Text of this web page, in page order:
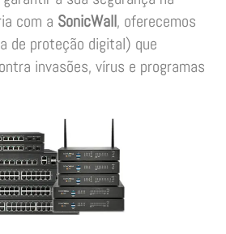
com a SonicWall, oferecemos
de proteção digital) que
invasões, vírus e programas